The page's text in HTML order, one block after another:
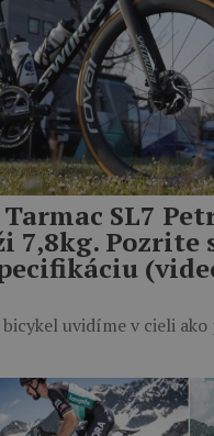
SL7
7,8kg. Pozrite
uvidíme v cieli